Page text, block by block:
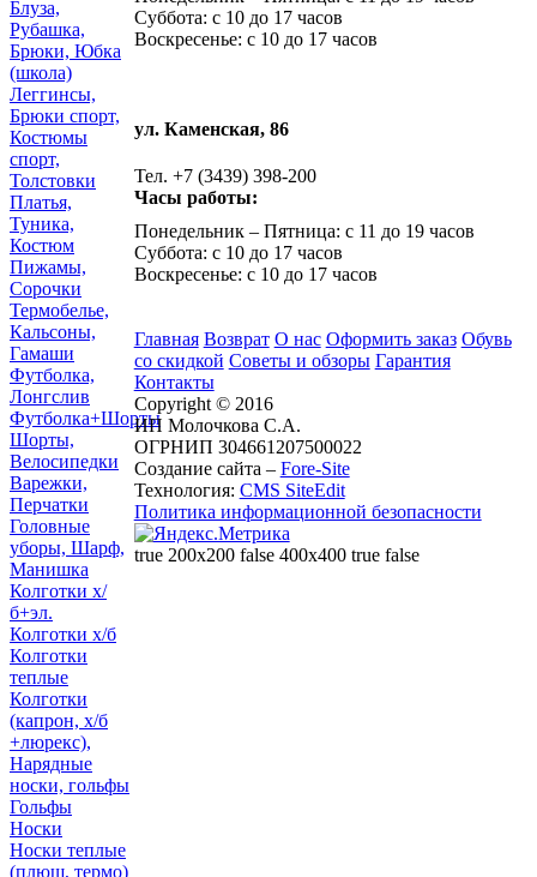
Блуза,
Рубашка,
Брюки, Юбка
(школа)
Леггинсы,
Брюки спорт,
Костюмы
спорт,
Толстовки
Платья,
Туника,
Костюм
Пижамы,
Сорочки
Термобелье,
Кальсоны,
Гамаши
Футболка,
Лонгслив
Футболка+Шорты
Шорты,
Велосипедки
Варежки,
Перчатки
Головные
уборы, Шарф,
Манишка
Колготки х/
б+эл.
Колготки х/б
Колготки
теплые
Колготки
(капрон, х/б
+люрекс),
Нарядные
носки, гольфы
Гольфы
Носки
Носки теплые
(плюш, термо)
Суббота: с 10 до 17 часов
Воскресенье: с 10 до 17 часов
ул. Каменская, 86
Тел. +7 (3439) 398-200
Часы работы:
Понедельник – Пятница: с 11 до 19 часов
Суббота: с 10 до 17 часов
Воскресенье: с 10 до 17 часов
Главная Возврат О нас Оформить заказ Обувь
со скидкой Советы и обзоры Гарантия
Контакты
Copyright © 2016
ИП Молочкова С.А.
ОГРНИП 304661207500022
Создание сайта – Fore-Site
Технология: CMS SiteEdit
Политика информационной безопасности
true 200x200 false 400x400 true false